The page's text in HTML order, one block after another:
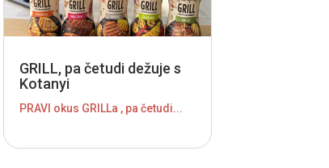
GRILL, pa četudi dežuje s
Kotanyi
PRAVI okus GRILLa , pa četudi...